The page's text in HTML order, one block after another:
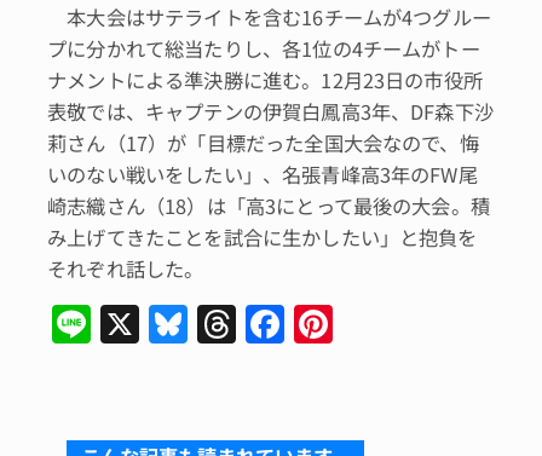
本大会はサテライトを含む16チームが4つグルー
プに分かれて総当たりし、各1位の4チームがトー
ナメントによる準決勝に進む。12月23日の市役所
表敬では、キャプテンの伊賀白鳳高3年、DF森下沙
莉さん（17）が「目標だった全国大会なので、悔
いのない戦いをしたい」、名張青峰高3年のFW尾
崎志織さん（18）は「高3にとって最後の大会。積
み上げてきたことを試合に生かしたい」と抱負を
それぞれ話した。
Li X Bl
s
T
a
F
e re